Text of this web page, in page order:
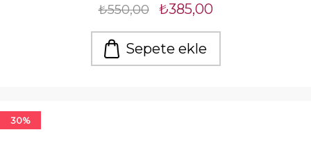
₺550,00 ₺385,00
Sepete ekle
30%